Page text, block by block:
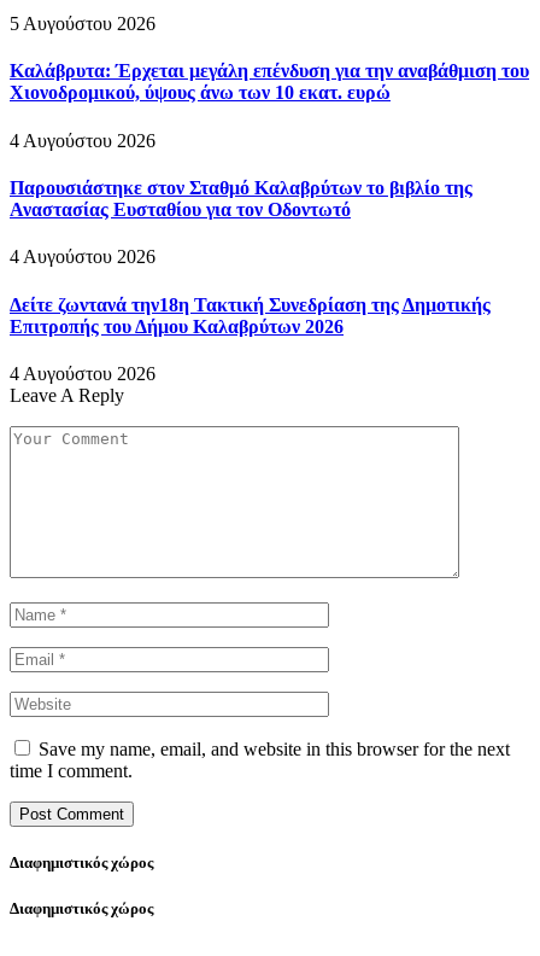
5 Αυγούστου 2026
Καλάβρυτα: Έρχεται μεγάλη επένδυση για την αναβάθμιση του
Χιονοδρομικού, ύψους άνω των 10 εκατ. ευρώ
4 Αυγούστου 2026
Παρουσιάστηκε στον Σταθμό Καλαβρύτων το βιβλίο της
Αναστασίας Ευσταθίου για τον Οδοντωτό
4 Αυγούστου 2026
Δείτε ζωντανά την18η Τακτική Συνεδρίαση της Δημοτικής
Επιτροπής του Δήμου Καλαβρύτων 2026
4 Αυγούστου 2026
Leave A Reply
Save my name, email, and website in this browser for the next
time I comment.
Διαφημιστικός χώρος
Διαφημιστικός χώρος